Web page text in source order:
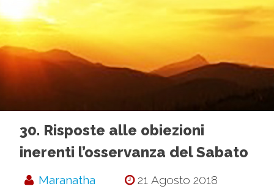
30. Risposte alle obiezioni
inerenti l’osservanza del Sabato
Maranatha 21 Agosto 2018